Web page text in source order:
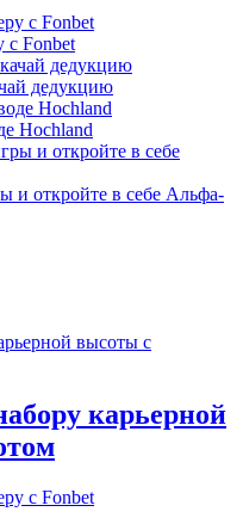
с Fonbet
дедукцию
Hochland
и откройте в себе Альфа-
карьерной